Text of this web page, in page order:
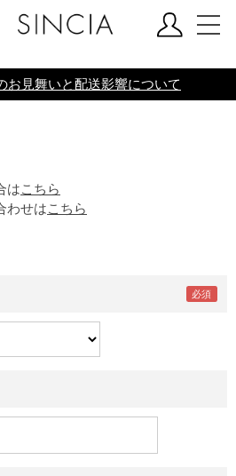
お見舞いと配送影響について
はこちら
わせはこちら